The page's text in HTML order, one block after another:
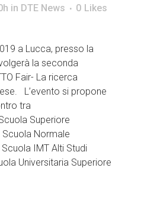
in DTE News 0 Likes
a Lucca, presso la
la seconda
Fair- La ricerca
L’evento si propone
tra
Superiore
Scuola Normale
IMT Alti Studi
Universitaria Superiore